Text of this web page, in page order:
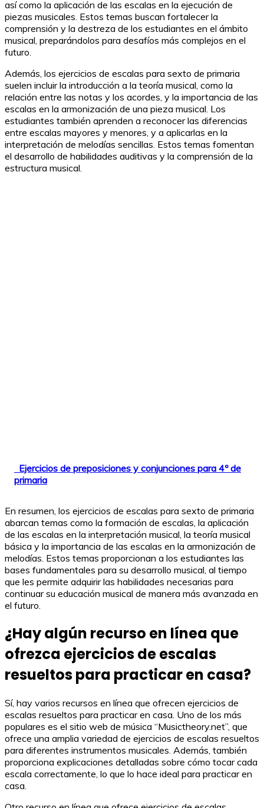
así como la aplicación de las escalas en la ejecución de
piezas musicales. Estos temas buscan fortalecer la
comprensión y la destreza de los estudiantes en el ámbito
musical, preparándolos para desafíos más complejos en el
futuro.
Además, los ejercicios de escalas para sexto de primaria
suelen incluir la introducción a la teoría musical, como la
relación entre las notas y los acordes, y la importancia de las
escalas en la armonización de una pieza musical. Los
estudiantes también aprenden a reconocer las diferencias
entre escalas mayores y menores, y a aplicarlas en la
interpretación de melodías sencillas. Estos temas fomentan
el desarrollo de habilidades auditivas y la comprensión de la
estructura musical.
Ejercicios de preposiciones y conjunciones para 4º de
primaria
En resumen, los ejercicios de escalas para sexto de primaria
abarcan temas como la formación de escalas, la aplicación
de las escalas en la interpretación musical, la teoría musical
básica y la importancia de las escalas en la armonización de
melodías. Estos temas proporcionan a los estudiantes las
bases fundamentales para su desarrollo musical, al tiempo
que les permite adquirir las habilidades necesarias para
continuar su educación musical de manera más avanzada en
el futuro.
¿Hay algún recurso en línea que
ofrezca ejercicios de escalas
resueltos para practicar en casa?
Sí, hay varios recursos en línea que ofrecen ejercicios de
escalas resueltos para practicar en casa. Uno de los más
populares es el sitio web de música “Musictheory.net”, que
ofrece una amplia variedad de ejercicios de escalas resueltos
para diferentes instrumentos musicales. Además, también
proporciona explicaciones detalladas sobre cómo tocar cada
escala correctamente, lo que lo hace ideal para practicar en
casa.